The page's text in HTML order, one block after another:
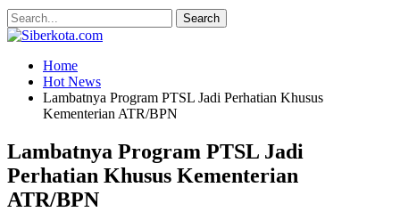
Home
Hot News
Lambatnya Program PTSL Jadi Perhatian Khusus
Kementerian ATR/BPN
Lambatnya Program PTSL Jadi
Perhatian Khusus Kementerian
ATR/BPN